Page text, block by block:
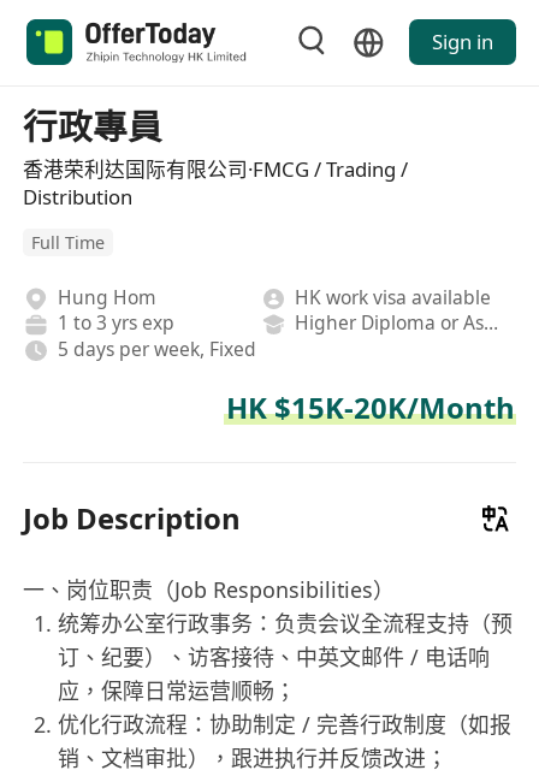
Sign in
行政專員
香港荣利达国际有限公司·FMCG / Trading /
Distribution
Full Time
Hung Hom
HK work visa available
1 to 3 yrs exp
Higher Diploma or Associate Degree
5 days per week, Fixed
HK $15K-20K/Month
Job Description
一、岗位职责（Job Responsibilities）
统筹办公室行政事务：负责会议全流程支持（预
订、纪要）、访客接待、中英文邮件 / 电话响
应，保障日常运营顺畅；
优化行政流程：协助制定 / 完善行政制度（如报
销、文档审批），跟进执行并反馈改进；